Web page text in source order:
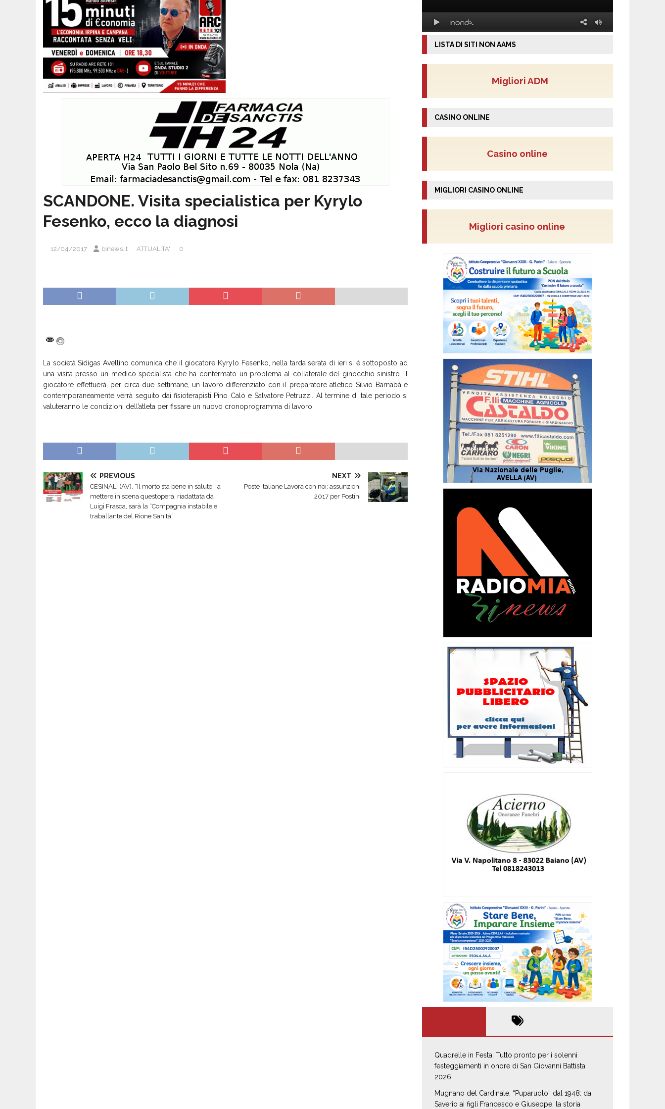
SCANDONE. Visita specialistica per Kyrylo
Fesenko, ecco la diagnosi
12/04/2017 binews.it ATTUALITA' 0
La società Sidigas Avellino comunica che il giocatore Kyrylo Fesenko, nella tarda serata di ieri si è sottoposto ad
una visita presso un medico specialista che ha confermato un problema al collaterale del ginocchio sinistro. Il
giocatore effettuerà, per circa due settimane, un lavoro differenziato con il preparatore atletico Silvio Barnabà e
contemporaneamente verrà seguito dai fisioterapisti Pino Calò e Salvatore Petruzzi. Al termine di tale periodo si
valuteranno le condizioni dell’atleta per fissare un nuovo cronoprogramma di lavoro.
PREVIOUS
CESINALI (AV). “Il morto sta bene in salute”, a
mettere in scena quest’opera, riadattata da
Luigi Frasca, sarà la “Compagnia instabile e
traballante del Rione Sanità”
NEXT
Poste italiane Lavora con noi: assunzioni
2017 per Postini
LISTA DI SITI NON AAMS
Migliori ADM
CASINO ONLINE
Casino online
MIGLIORI CASINO ONLINE
Migliori casino online
Quadrelle in Festa: Tutto pronto per i solenni
festeggiamenti in onore di San Giovanni Battista
2026!
Mugnano del Cardinale, “Puparuolo” dal 1948: da
Saverio ai figli Francesco e Giuseppe, la storia